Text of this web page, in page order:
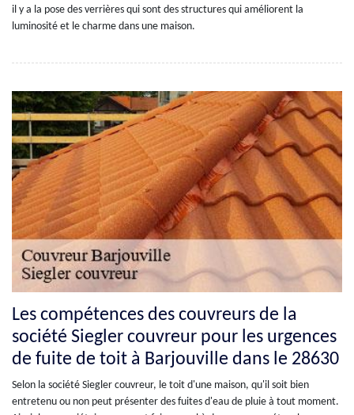
il y a la pose des verrières qui sont des structures qui améliorent la
luminosité et le charme dans une maison.
Les compétences des couvreurs de la
société Siegler couvreur pour les urgences
de fuite de toit à Barjouville dans le 28630
Selon la société Siegler couvreur, le toit d'une maison, qu'il soit bien
entretenu ou non peut présenter des fuites d'eau de pluie à tout moment.